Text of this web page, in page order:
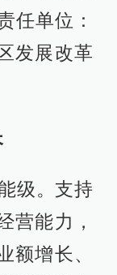
任单位：
发展改革
级。支持
营能力，
额增长、